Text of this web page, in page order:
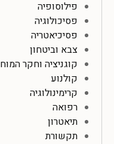
פילוסופיה
פסיכולוגיה
פסיכיאטריה
צבא וביטחון
קוגניציה וחקר המוח
קולנוע
קרימינולוגיה
רפואה
תיאטרון
תקשורת